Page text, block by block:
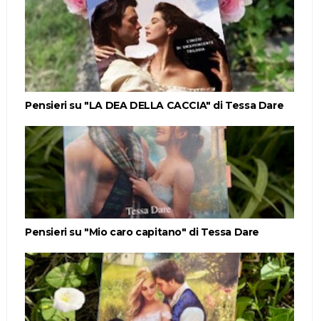
Pensieri su "LA DEA DELLA CACCIA" di Tessa Dare
Pensieri su "Mio caro capitano" di Tessa Dare